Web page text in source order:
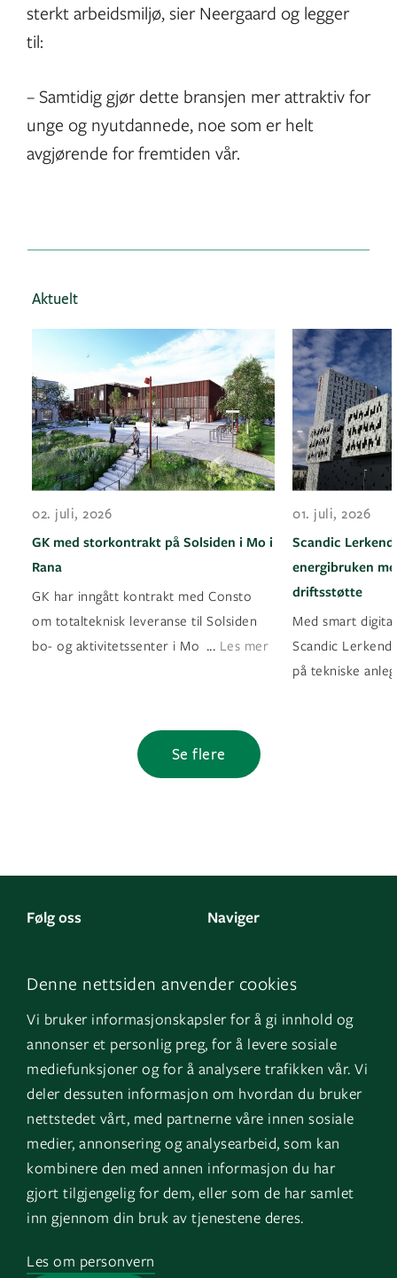
Denne nettsiden anvender cookies
Vi bruker informasjonskapsler for å gi innhold og
annonser et personlig preg, for å levere sosiale
mediefunksjoner og for å analysere trafikken vår. Vi
deler dessuten informasjon om hvordan du bruker
nettstedet vårt, med partnerne våre innen sosiale
medier, annonsering og analysearbeid, som kan
kombinere den med annen informasjon du har
gjort tilgjengelig for dem, eller som de har samlet
inn gjennom din bruk av tjenestene deres.
Les om personvern
sterkt arbeidsmiljø, sier Neergaard og legger
til:
– Samtidig gjør dette bransjen mer attraktiv for
unge og nyutdannede, noe som er helt
avgjørende for fremtiden vår.
Aktuelt
02. juli, 2026
GK med storkontrakt på Solsiden i Mo i
Rana
GK har inngått kontrakt med Consto
om totalteknisk leveranse til Solsiden
bo- og aktivitetssenter i Mo i Rana
... Les mer
01. juli, 2026
Scandic
energibruken
driftsstøtte
Med smart
Scandic
på tekniske
Se flere
Følg oss
Facebook
Instagram
YouTube
Naviger
Om oss
GK Sverige
GK Danmark
Snarveier
Fakturainformasjon
HMS
Logg inn
Mine bygg